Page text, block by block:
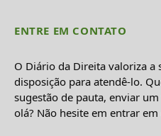
ENTRE EM CONTATO
O Diário da Direita valoriza a
disposição para atendê-lo.
sugestão de pauta, enviar
olá? Não hesite em entrar